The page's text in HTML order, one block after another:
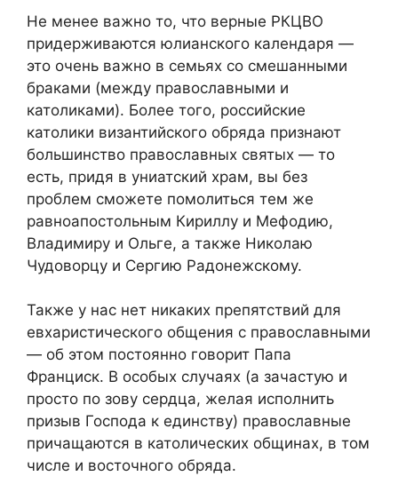
Не менее важно то, что верные РКЦВО
придерживаются юлианского календаря —
это очень важно в семьях со смешанными
браками (между православными и
католиками). Более того, российские
католики византийского обряда признают
большинство православных святых — то
есть, придя в униатский храм, вы без
проблем сможете помолиться тем же
равноапостольным Кириллу и Мефодию,
Владимиру и Ольге, а также Николаю
Чудоворцу и Сергию Радонежскому.
Также у нас нет никаких препятствий для
евхаристического общения с православными
— об этом постоянно говорит Папа
Франциск. В особых случаях (а зачастую и
просто по зову сердца, желая исполнить
призыв Господа к единству) православные
причащаются в католических общинах, в том
числе и восточного обряда.